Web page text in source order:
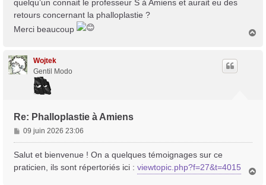
quelqu’un connait le professeur S à Amiens et aurait eu des
retours concernant la phalloplastie ?
Merci beaucoup
Wojtek
Gentil Modo
Re: Phalloplastie à Amiens
M
e
s
09 juin 2026 23:06
Salut et bienvenue ! On a quelques témoignages sur ce
praticien, ils sont répertoriés ici : viewtopic.php?f=27&t=4015